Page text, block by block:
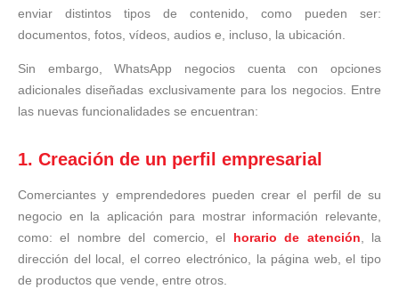
enviar distintos tipos de contenido, como pueden ser:
documentos, fotos, vídeos, audios e, incluso, la ubicación.
Sin embargo, WhatsApp negocios cuenta con opciones
adicionales diseñadas exclusivamente para los negocios. Entre
las nuevas funcionalidades se encuentran:
1. Creación de un perfil empresarial
Comerciantes y emprendedores pueden crear el perfil de su
negocio en la aplicación para mostrar información relevante,
como: el nombre del comercio, el horario de atención , la
dirección del local, el correo electrónico, la página web, el tipo
de productos que vende, entre otros.